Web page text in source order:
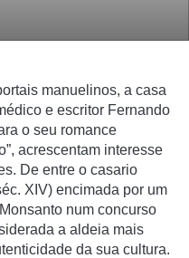
manuelinos, a casa
e escritor Fernando
o seu romance
acrescentam interesse
De entre o casario
XIV) encimada por um
num concurso
a aldeia mais
da sua cultura.